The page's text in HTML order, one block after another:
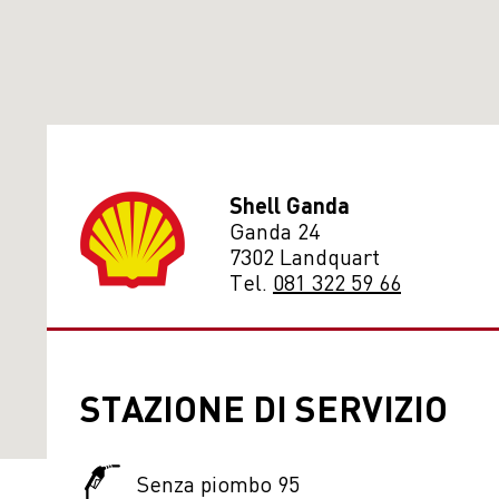
Shell Ganda
Ganda 24
7302 Landquart
Tel. 081 322 59 66
STAZIONE DI SERVIZIO
Senza piombo 95